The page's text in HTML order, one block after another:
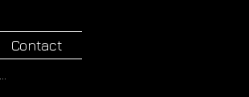
Contact